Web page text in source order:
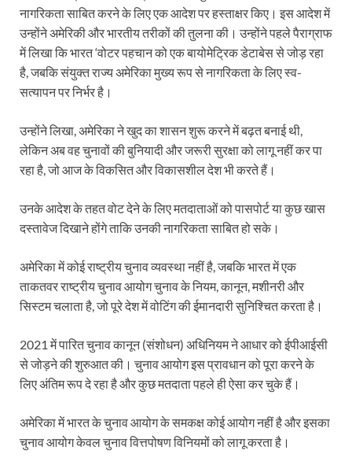
नागरिकता साबित करने के लिए एक आदेश पर हस्ताक्षर किए। इस आदेश में
उन्होंने अमेरिकी और भारतीय तरीकों की तुलना की। उन्होंने पहले पैराग्राफ
में लिखा कि भारत ‘वोटर पहचान को एक बायोमेट्रिक डेटाबेस से जोड़ रहा
है, जबकि संयुक्त राज्य अमेरिका मुख्य रूप से नागरिकता के लिए स्व-
सत्यापन पर निर्भर है।
उन्होंने लिखा, अमेरिका ने खुद का शासन शुरू करने में बढ़त बनाई थी,
लेकिन अब वह चुनावों की बुनियादी और जरूरी सुरक्षा को लागू नहीं कर पा
रहा है, जो आज के विकसित और विकासशील देश भी करते हैं।
उनके आदेश के तहत वोट देने के लिए मतदाताओं को पासपोर्ट या कुछ खास
दस्तावेज दिखाने होंगे ताकि उनकी नागरिकता साबित हो सके।
अमेरिका में कोई राष्ट्रीय चुनाव व्यवस्था नहीं है, जबकि भारत में एक
ताकतवर राष्ट्रीय चुनाव आयोग चुनाव के नियम, कानून, मशीनरी और
सिस्टम चलाता है, जो पूरे देश में वोटिंग की ईमानदारी सुनिश्चित करता है।
2021 में पारित चुनाव कानून (संशोधन) अधिनियम ने आधार को ईपीआईसी
से जोड़ने की शुरुआत की। चुनाव आयोग इस प्रावधान को पूरा करने के
लिए अंतिम रूप दे रहा है और कुछ मतदाता पहले ही ऐसा कर चुके हैं।
अमेरिका में भारत के चुनाव आयोग के समकक्ष कोई आयोग नहीं है और इसका
चुनाव आयोग केवल चुनाव वित्तपोषण विनियमों को लागू करता है।